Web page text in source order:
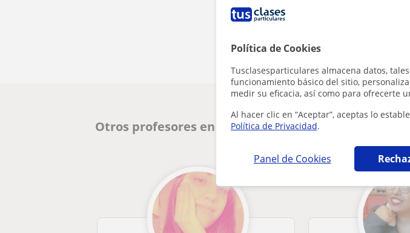
Política de Cookies
Tusclasesparticulares almacena datos,
funcionamiento básico del sitio,
medir su eficacia, así como para ofrecerte
Al hacer clic en “Aceptar”, aceptas lo
Política de Privacidad.
Panel de Cookies
Otros profesores en Illescas que pueden interesarte